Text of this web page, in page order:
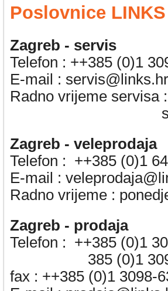
Poslovnice LINKS
Zagreb - servis
Telefon : ++385 (0)1
E-mail : servis@links.hr
Radno vrijeme servisa
subota:
Zagreb - veleprodaja
Telefon :
++385 (0)1
E-mail :
Radno vrijeme :
Zagreb - prodaja
Telefon :
++385 (0)1
385 (0)1 3096-
fax : ++385 (0)1 3098-